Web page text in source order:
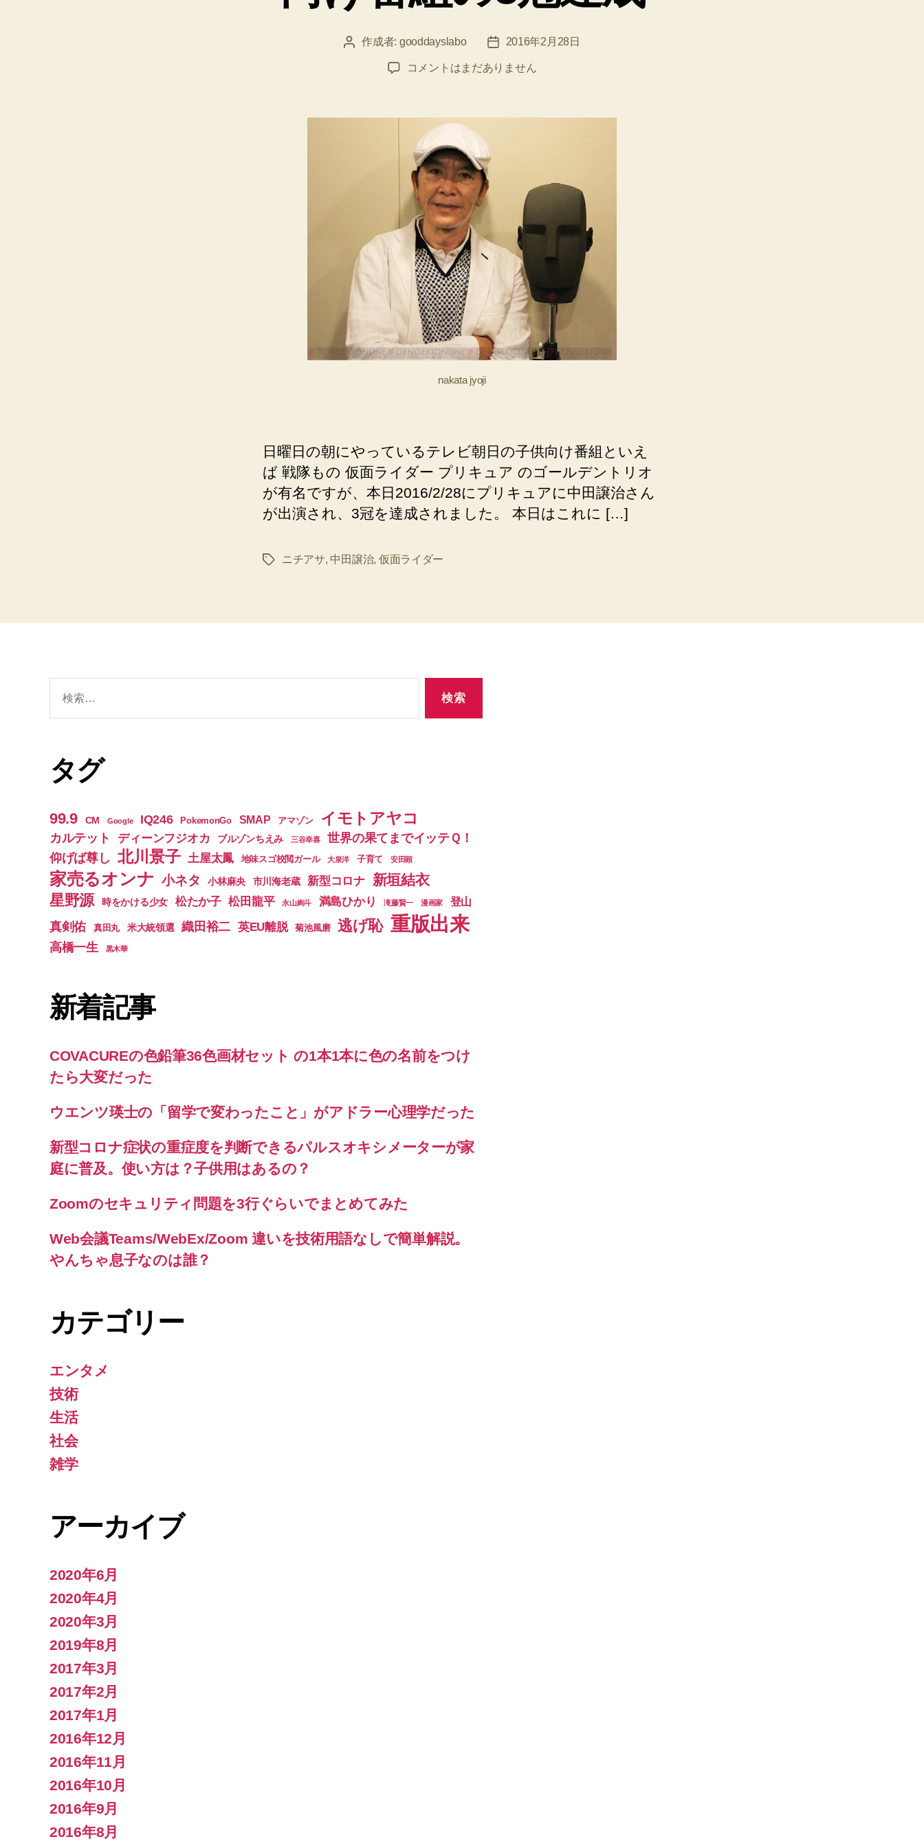
投 作成者: gooddayslabo
投
日
2016年2月28日
中
治
ん
が
日
曜
朝
の
テ
レ
朝
供
け
達
成
へ
の
コメントはまだありません
nakata jyoji
日曜日の朝にやっているテレビ朝日の子供向け番組といえ
ば 戦隊もの 仮面ライダー プリキュア のゴールデントリオ
が有名ですが、本日2016/2/28にプリキュアに中田譲治さん
が出演され、3冠を達成されました。 本日はこれに […]
タ
ニチアサ, 中田譲治, 仮面ライダー
タグ
99.9 CM Google IQ246 PokemonGo SMAP アマゾン イモトアヤコ
カルテット ディーンフジオカ ブルゾンちえみ 三谷幸喜
世界の果てまでイッテＱ！
仰げば尊し
北川景子 土屋太鳳 地味スゴ校閲ガール 大泉洋 子育て 安田顕
家売るオンナ 小ネタ 小林麻央 市川海老蔵 新型コロナ 新垣結衣
星野源 時をかける少女 松たか子 松田龍平 永山絢斗 満島ひかり 滝藤賢一 漫画家 登山
真剣佑 真田丸 米大統領選 織田裕二 英EU離脱 菊池風磨 逃げ恥 重版出来
高橋一生 黒木華
新着記事
COVACUREの色鉛筆36色画材セット の1本1本に色の名前をつけ
たら大変だった
ウエンツ瑛士の「留学で変わったこと」がアドラー心理学だった
新型コロナ症状の重症度を判断できるパルスオキシメーターが家
庭に普及。使い方は？子供用はあるの？
Zoomのセキュリティ問題を3行ぐらいでまとめてみた
Web会議Teams/WebEx/Zoom 違いを技術用語なしで簡単解説。
やんちゃ息子なのは誰？
カテゴリー
エンタメ
技術
生活
社会
雑学
アーカイブ
2020年6月
2020年4月
2020年3月
2019年8月
2017年3月
2017年2月
2017年1月
2016年12月
2016年11月
2016年10月
2016年9月
2016年8月